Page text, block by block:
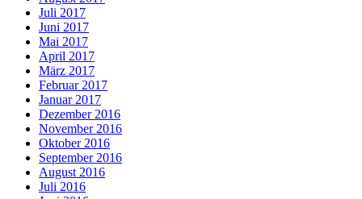
Juli 2017
Juni 2017
Mai 2017
April 2017
März 2017
Februar 2017
Januar 2017
Dezember 2016
November 2016
Oktober 2016
September 2016
August 2016
Juli 2016